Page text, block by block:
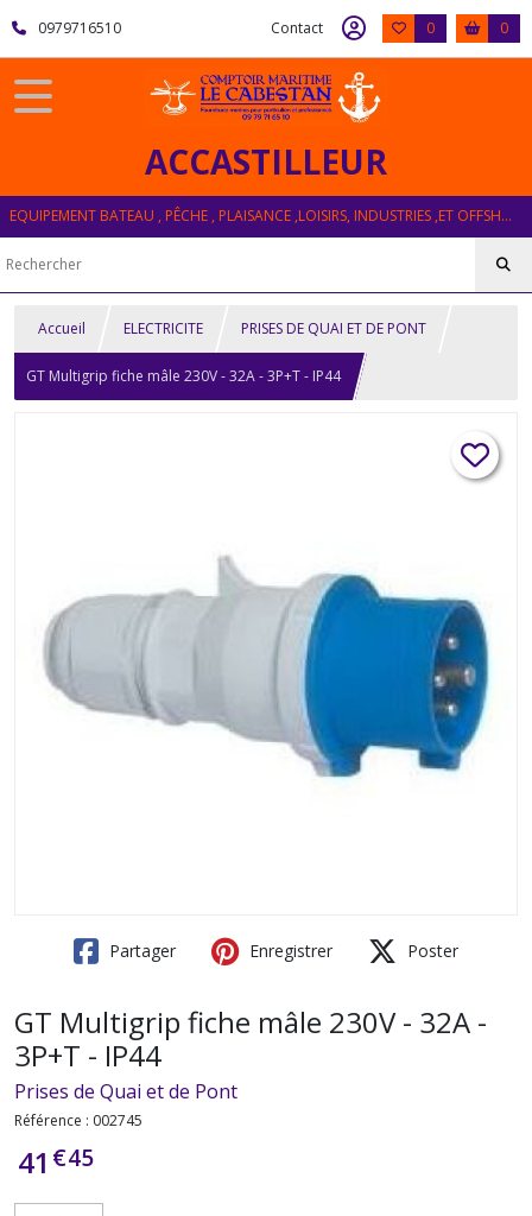
0979716510 Contact 0 0
ACCASTILLEUR
EQUIPEMENT BATEAU , PÊCHE , PLAISANCE ,LOISIRS, INDUSTRIES ,ET OFFSHORE
Accueil ELECTRICITE PRISES DE QUAI ET DE PONT
GT Multigrip fiche mâle 230V - 32A - 3P+T - IP44
Partager Enregistrer Poster
GT Multigrip fiche mâle 230V - 32A -
3P+T - IP44
Prises de Quai et de Pont
Référence : 002745
41 €45